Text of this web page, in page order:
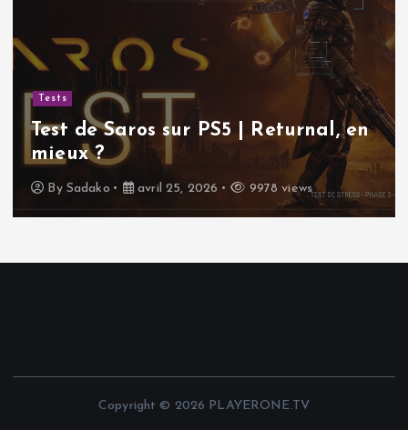
Tests
Test de Saros sur PS5 | Returnal, en
mieux ?
By Sadako avril 25, 2026 9978 views
Copyright © 2026 PLAYERONE.TV